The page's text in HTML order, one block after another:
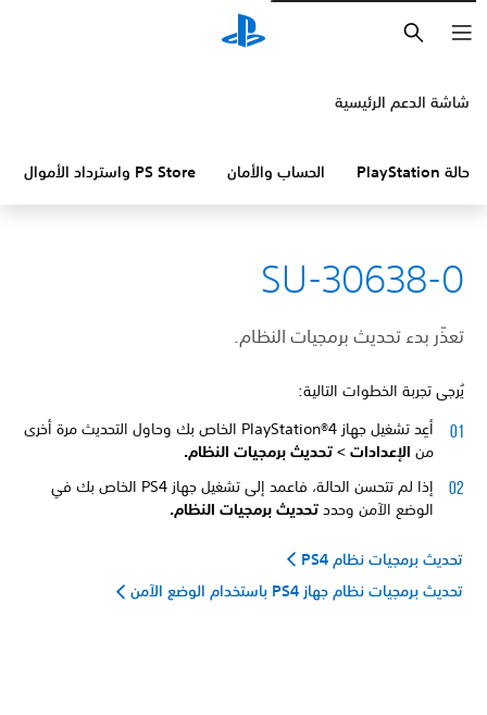
شاشة الدعم الرئيسية
حالة PlayStation الحساب والأمان PS Store واسترداد الأموال
SU-30638-0
تعذّر بدء تحديث برمجيات النظام.
يُرجى تجربة الخطوات التالية:
أعِد تشغيل جهاز PlayStation®4 الخاص بك وحاول التحديث مرة أخرى
من الإعدادات > تحديث برمجيات النظام.
إذا لم تتحسن الحالة، فاعمد إلى تشغيل جهاز PS4 الخاص بك في
الوضع الآمن وحدد تحديث برمجيات النظام.
تحديث برمجيات نظام PS4
تحديث برمجيات نظام جهاز PS4 باستخدام الوضع الآمن